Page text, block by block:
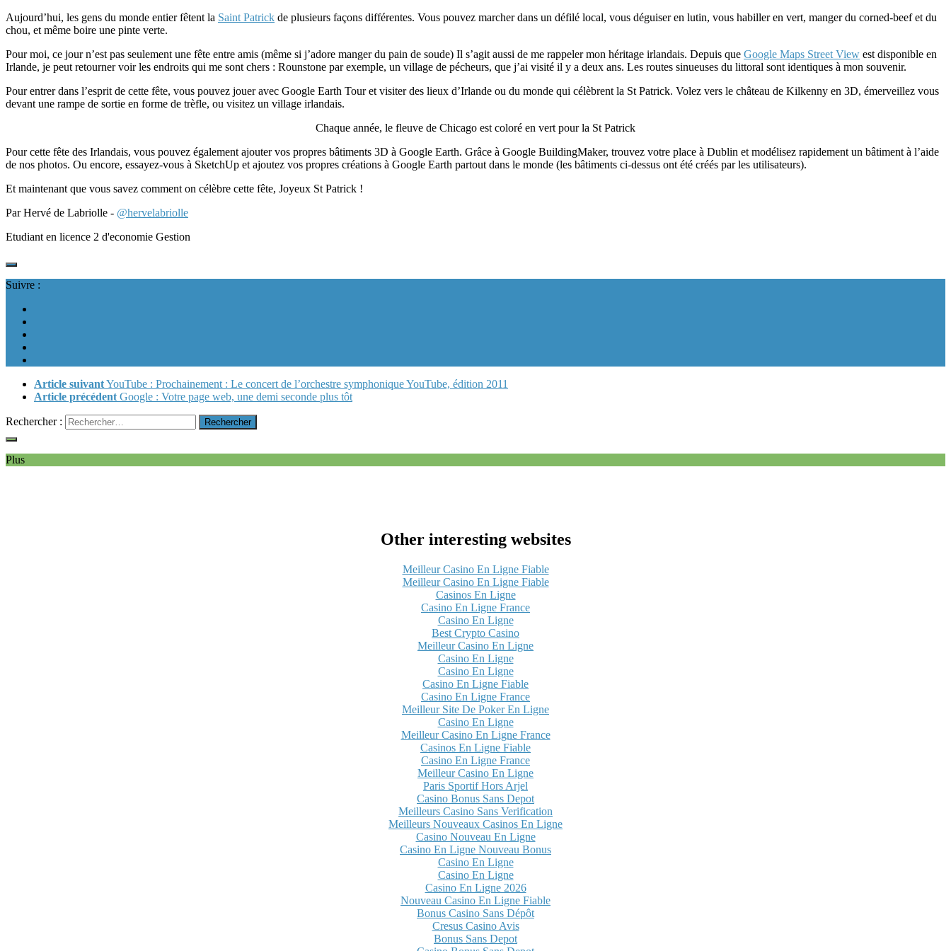
Aujourd’hui, les gens du monde entier fêtent la Saint Patrick de plusieurs façons différentes. Vous pouvez marcher dans un défilé local, vous déguiser en lutin, vous habiller en vert, manger du corned-beef et du
chou, et même boire une pinte verte.
Pour moi, ce jour n’est pas seulement une fête entre amis (même si j’adore manger du pain de soude) Il s’agit aussi de me rappeler mon héritage irlandais. Depuis que Google Maps Street View est disponible en
Irlande, je peut retourner voir les endroits qui me sont chers : Rounstone par exemple, un village de pécheurs, que j’ai visité il y a deux ans. Les routes sinueuses du littoral sont identiques à mon souvenir.
Pour entrer dans l’esprit de cette fête, vous pouvez jouer avec Google Earth Tour et visiter des lieux d’Irlande ou du monde qui célèbrent la St Patrick. Volez vers le château de Kilkenny en 3D, émerveillez vous
devant une rampe de sortie en forme de trèfle, ou visitez un village irlandais.
Chaque année, le fleuve de Chicago est coloré en vert pour la St Patrick
Pour cette fête des Irlandais, vous pouvez également ajouter vos propres bâtiments 3D à Google Earth. Grâce à Google BuildingMaker, trouvez votre place à Dublin et modélisez rapidement un bâtiment à l’aide
de nos photos. Ou encore, essayez-vous à SketchUp et ajoutez vos propres créations à Google Earth partout dans le monde (les bâtiments ci-dessus ont été créés par les utilisateurs).
Et maintenant que vous savez comment on célèbre cette fête, Joyeux St Patrick !
Par Hervé de Labriolle - @hervelabriolle
Etudiant en licence 2 d'economie Gestion
Suivre :
Article suivantYouTube : Prochainement : Le concert de l’orchestre symphonique YouTube, édition 2011
Article précédent Google : Votre page web, une demi seconde plus tôt
Rechercher :
Plus
Other interesting websites
Meilleur Casino En Ligne Fiable
Meilleur Casino En Ligne Fiable
Casinos En Ligne
Casino En Ligne France
Casino En Ligne
Best Crypto Casino
Meilleur Casino En Ligne
Casino En Ligne
Casino En Ligne
Casino En Ligne Fiable
Casino En Ligne France
Meilleur Site De Poker En Ligne
Casino En Ligne
Meilleur Casino En Ligne France
Casinos En Ligne Fiable
Casino En Ligne France
Meilleur Casino En Ligne
Paris Sportif Hors Arjel
Casino Bonus Sans Depot
Meilleurs Casino Sans Verification
Meilleurs Nouveaux Casinos En Ligne
Casino Nouveau En Ligne
Casino En Ligne Nouveau Bonus
Casino En Ligne
Casino En Ligne
Casino En Ligne 2026
Nouveau Casino En Ligne Fiable
Bonus Casino Sans Dépôt
Cresus Casino Avis
Bonus Sans Depot